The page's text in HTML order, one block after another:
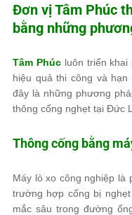
Đơn vịTâm Phúc
bằng những
Tâm Phúcluôn triển khai
hiệu quả thi công và
đây là những phương
thông cống nghẹt tại Đức
Thông cống bằng
Máy lò xo công nghiệp là
trường hợp cống bị
mắc sâu trong đường